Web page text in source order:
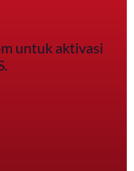
untuk aktivasi